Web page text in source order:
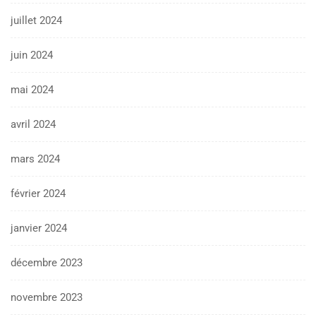
juillet 2024
juin 2024
mai 2024
avril 2024
mars 2024
février 2024
janvier 2024
décembre 2023
novembre 2023